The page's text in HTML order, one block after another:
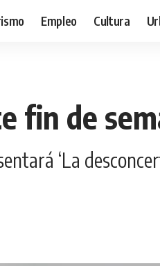
Empleo Cultura
fin de
‘La